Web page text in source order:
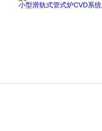
小型滑轨式管式炉CVD系统